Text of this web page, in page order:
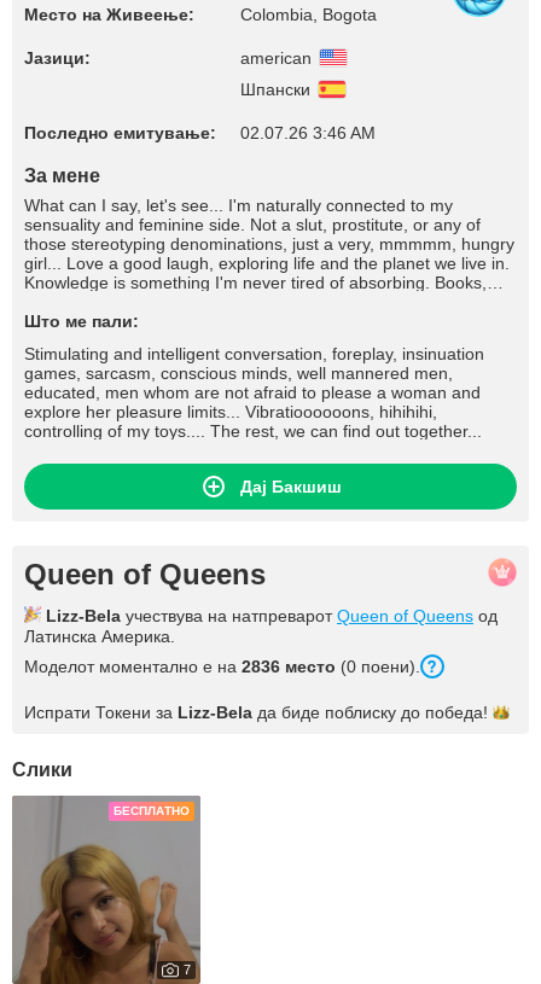
Место на Живеење: Colombia, Bogota
Јазици:
american
Шпански
Последно емитување: 02.07.26 3:46 AM
За мене
What can I say, let's see... I'm naturally connected to my
sensuality and feminine side. Not a slut, prostitute, or any of
those stereotyping denominations, just a very, mmmmm, hungry
girl... Love a good laugh, exploring life and the planet we live in.
Knowledge is something I'm never tired of absorbing. Books,
as much as I can be, motto: there is always a brighter side to
Што ме пали:
Stimulating and intelligent conversation, foreplay, insinuation
games, sarcasm, conscious minds, well mannered men,
educated, men whom are not afraid to please a woman and
explore her pleasure limits... Vibratioooooons, hihihihi,
controlling of my toys.... The rest, we can find out together...
Дај Бакшиш
Queen of Queens
Lizz-Bela учествува на натпреваротQueen of Queens од
Латинска Америка.
Моделот моментално е на 2836 место (0 поени).
Испрати Токени за Lizz-Bela да биде поблиску до победа!
Слики
БЕСПЛАТНО
7